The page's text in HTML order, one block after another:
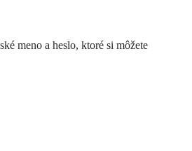
meno a heslo, ktoré si môžete